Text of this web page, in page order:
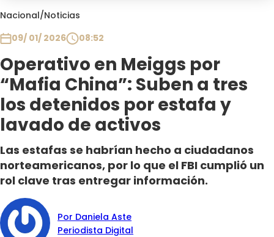
Nacional/Noticias
09/ 01/ 2026
08:52
Operativo en Meiggs por
“Mafia China”: Suben a tres
los detenidos por estafa y
lavado de activos
Las estafas se habrían hecho a ciudadanos
norteamericanos, por lo que el FBI cumplió un
rol clave tras entregar información.
Por Daniela Aste
Periodista Digital
Club De La Comedia
Plan Perfecto
El Tiempo
Sabingo
Todos Los Programas